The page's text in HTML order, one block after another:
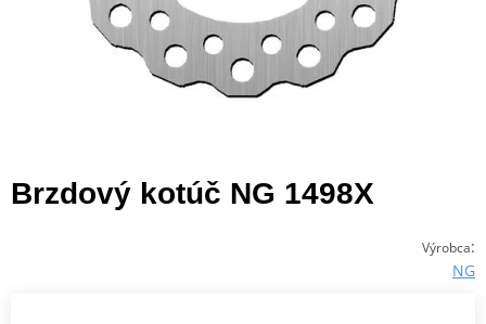
Brzdový kotúč NG 1498X
Výrobca:
NG